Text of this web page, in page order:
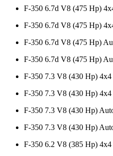
F-350 6.7d V8 (475 Hp)
F-350 6.7d V8 (475 Hp)
F-350 6.7d V8 (475 Hp)
F-350 6.7d V8 (475 Hp)
F-350 7.3 V8 (430 Hp)
F-350 7.3 V8 (430 Hp)
F-350 7.3 V8 (430 Hp)
F-350 7.3 V8 (430 Hp)
F-350 6.2 V8 (385 Hp)